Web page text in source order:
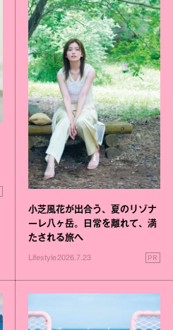
小芝風花が出合う、夏のリゾナ
ーレ八ヶ岳。日常を離れて、満
たされる旅へ
Lifestyle2026.7.23 PR